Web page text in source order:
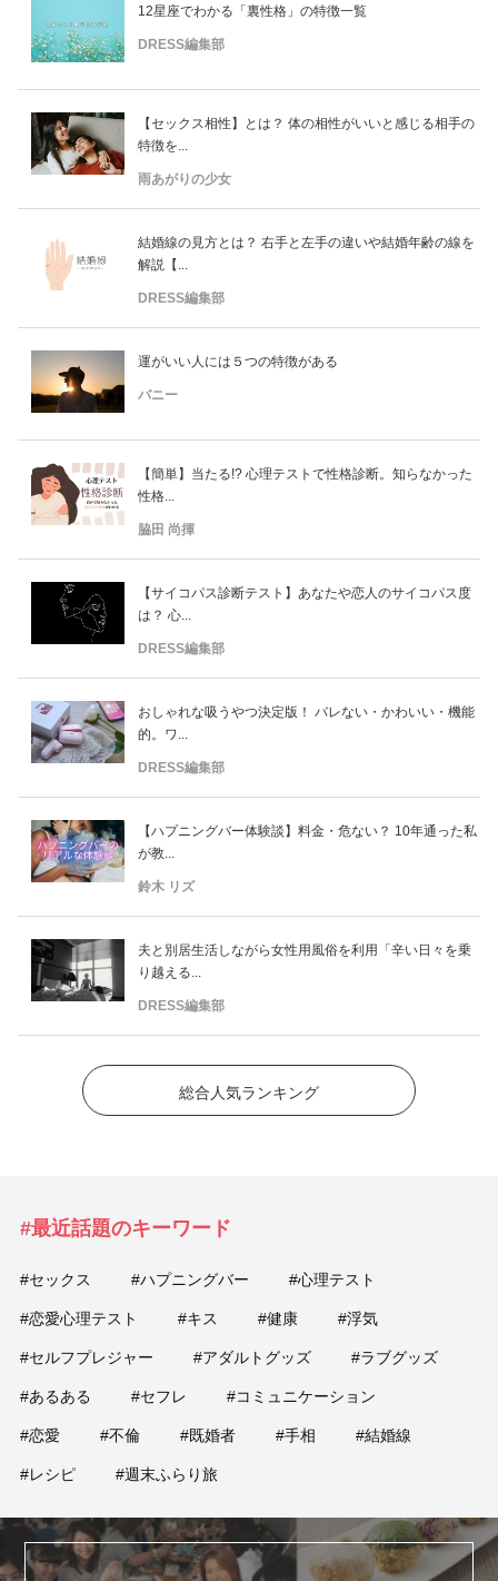
12星座でわかる「裏性格」の特徴一覧
DRESS編集部
【セックス相性】とは？ 体の相性がいいと感じる相手の
特徴を...
雨あがりの少女
結婚線の見方とは？ 右手と左手の違いや結婚年齢の線を
解説【...
DRESS編集部
運がいい人には５つの特徴がある
バニー
【簡単】当たる!? 心理テストで性格診断。知らなかった
性格...
脇田 尚揮
【サイコパス診断テスト】あなたや恋人のサイコパス度
は？ 心...
DRESS編集部
おしゃれな吸うやつ決定版！ バレない・かわいい・機能
的。ワ...
DRESS編集部
【ハプニングバー体験談】料金・危ない？ 10年通った私
が教...
鈴木 リズ
夫と別居生活しながら女性用風俗を利用「辛い日々を乗
り越える...
DRESS編集部
総合人気ランキング
#最近話題のキーワード
#セックス #ハプニングバー #心理テスト
#恋愛心理テスト #キス #健康 #浮気
#セルフプレジャー #アダルトグッズ #ラブグッズ
#あるある #セフレ #コミュニケーション
#恋愛 #不倫 #既婚者 #手相 #結婚線
#レシピ #週末ふらり旅